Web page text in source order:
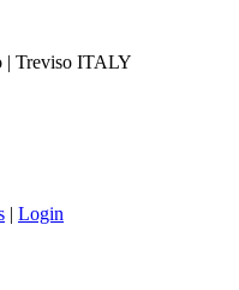
| Treviso ITALY
| Login